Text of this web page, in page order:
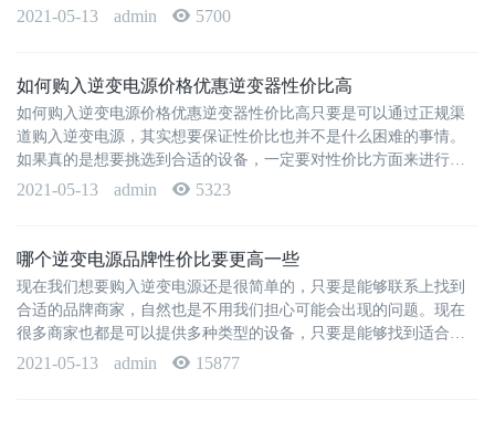
逆变器以如果···
2021-05-13 admin 5700
如何购入逆变电源价格优惠逆变器性价比高
如何购入逆变电源价格优惠逆变器性价比高只要是可以通过正规渠
道购入逆变电源，其实想要保证性价比也并不是什么困难的事情。
如果真的是想要挑选到合适的设备，一定要对性价比方面来进行衡
量。那么到底如何来购入设备···
2021-05-13 admin 5323
哪个逆变电源品牌性价比要更高一些
现在我们想要购入逆变电源还是很简单的，只要是能够联系上找到
合适的品牌商家，自然也是不用我们担心可能会出现的问题。现在
很多商家也都是可以提供多种类型的设备，只要是能够找到适合的
品牌，其实选购也并不是什么···
2021-05-13 admin 15877